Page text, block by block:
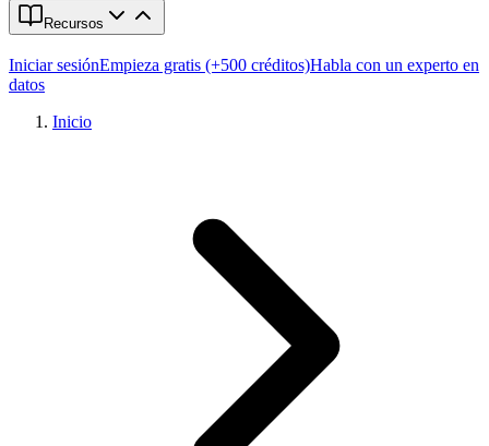
Recursos
Iniciar sesiónEmpieza gratis (+500 créditos)Habla con un experto en
datos
Inicio